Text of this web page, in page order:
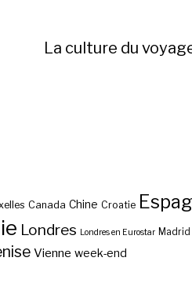
La culture du
Canada Chine Croatie
Londres Londres en Eurostar Madrid
Vienne week-end